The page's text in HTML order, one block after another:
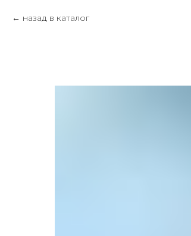
назад в каталог